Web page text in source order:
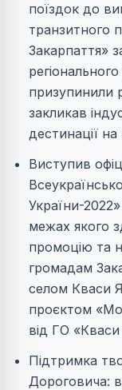
поїздок до
транзитного
Закарпаття»
призупинили
закликав
дестинації
Виступив
України-
межах якого
промоцію та
громадам
селом Кваси
проєктом
від ГО
Підтримка
Дороговича: